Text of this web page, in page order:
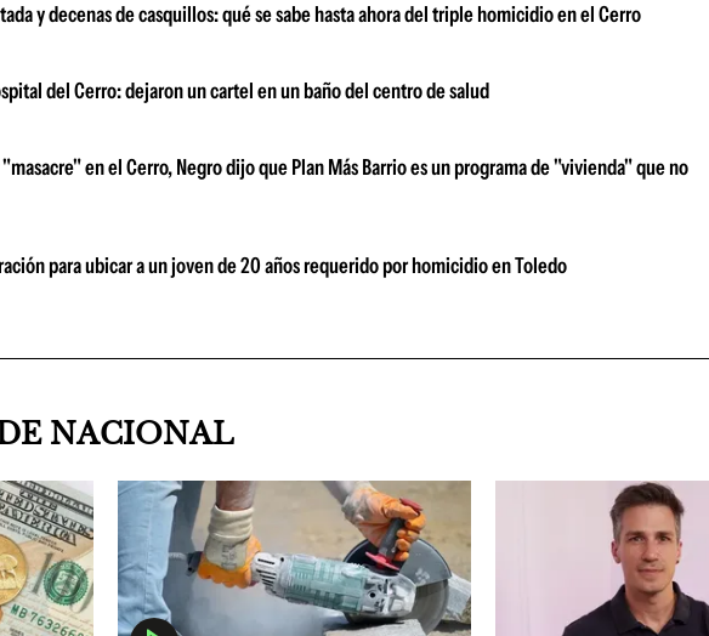
y decenas de casquillos: qué se sabe hasta ahora del triple homicidio en el Cerro
del Cerro: dejaron un cartel en un baño del centro de salud
en el Cerro, Negro dijo que Plan Más Barrio es un programa de "vivienda" que no
para ubicar a un joven de 20 años requerido por homicidio en Toledo
NACIONAL